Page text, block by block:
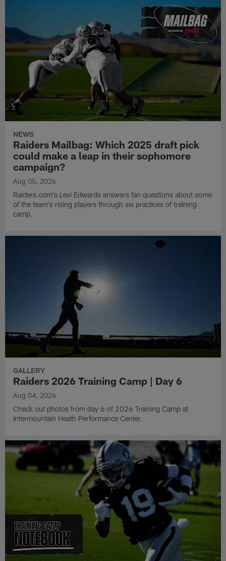
NEWS
Raiders Mailbag: Which 2025 draft pick
could make a leap in their sophomore
campaign?
Aug 05, 2026
Raiders.com's Levi Edwards answers fan questions about some
of the team's rising players through six practices of training
camp.
GALLERY
Raiders 2026 Training Camp | Day 6
Aug 04, 2026
Check out photos from day 6 of 2026 Training Camp at
Intermountain Heath Performance Center.